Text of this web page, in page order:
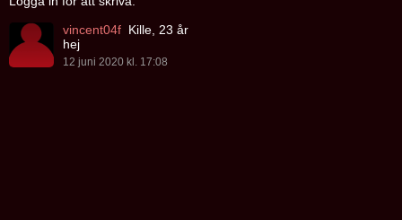
vincent04f Kille, 23 år
hej
12 juni 2020 kl. 17:08